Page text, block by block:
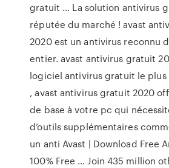
gratuit ... La solution antivirus
réputée du marché ! avast
2020 est un antivirus reconnu
entier. avast antivirus gratuit
logiciel antivirus gratuit le
, avast antivirus gratuit 2020
de base à votre pc qui
d’outils supplémentaires
un anti Avast | Download Free
100% Free … Join 435 million